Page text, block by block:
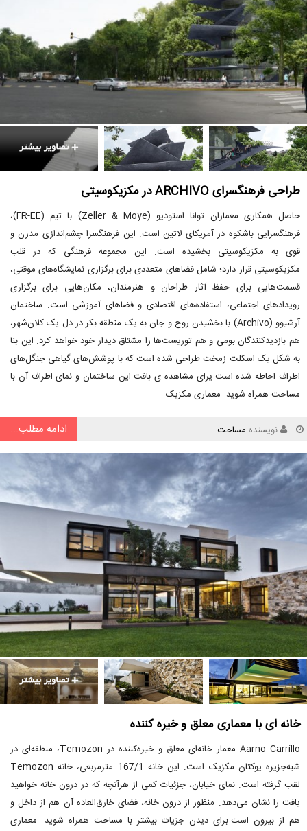
طراحی فرهنگسرای ARCHIVO در مکزیکوسیتی
حاصل همکاری معماران توانا استودیو (Zeller & Moye) با تیم (FR-EE)،
فرهنگسرایی باشکوه در آمریکای لاتین است. این فرهنگسرا چشم‌اندازی مدرن و
قوی به مکزیکوسیتی بخشیده است. این مجموعه فرهنگی که در قلب
مکزیکوسیتی قرار دارد؛ شامل فضاهای متعددی برای برگزاری نمایشگاه‌های موقتی،
قسمت‌هایی برای حفظ آثار طراحان و هنرمندان، مکان‌هایی برای برگزاری
رویدادهای اجتماعی، استفاده‌های اقتصادی و فضاهای آموزشی است. ساختمان
آرشیوو (Archivo) با بخشیدن روح و جان به یک منطقه بکر در دل یک کلان‌شهر،
هم بازدیدکنندگان بومی و هم توریست‌ها را مشتاق دیدار خود خواهد کرد. این بنا
به شکل یک اسکلت زمخت طراحی شده است که با پوشش‌های گیاهی جنگل‌های
اطراف احاطه شده است.یرای مشاهده ی بافت این ساختمان و نمای اطراف آن با
مساحت همراه شوید. معماری مکزیک
نویسنده مساحت ادامه مطلب...
خانه ای با معماری معلق و خیره کننده
Aarno Carrillo معمار خانه‌ای معلق و خیره‌کننده در Temozon، منطقه‌ای در
شبه‌جزیره یوکتان مکزیک است. این خانه 167/1 مترمربعی، خانه Temozon
لقب گرفته است. نمای خیابان، جزئیات کمی از هرآنچه که در درون خانه خواهید
یافت را نشان می‌دهد. منظور از درون خانه، فضای خارق‌العاده آن هم از داخل و
هم از بیرون است.برای دیدن جزیات بیشتر با مساحت همراه شوید. معماری